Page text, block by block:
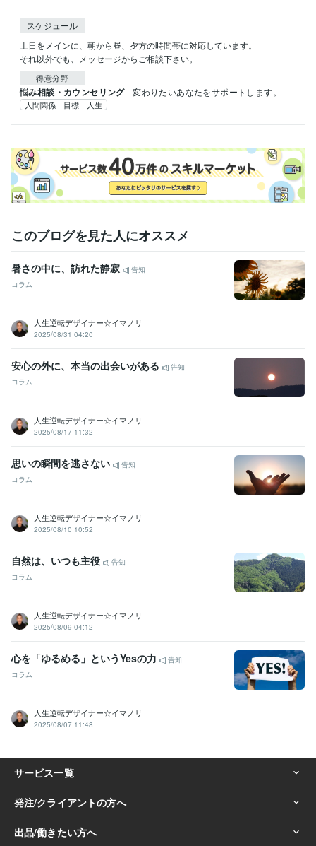
スケジュール
土日をメインに、朝から昼、夕方の時間帯に対応しています。
それ以外でも、メッセージからご相談下さい。
得意分野
悩み相談・カウンセリング 変わりたいあなたをサポートします。
人間関係 目標 人生
このブログを見た人にオススメ
暑さの中に、訪れた静寂
告知
コラム
人生逆転デザイナー☆イマノリ
2025/08/31 04:20
安心の外に、本当の出会いがある
告知
コラム
人生逆転デザイナー☆イマノリ
2025/08/17 11:32
思いの瞬間を逃さない
告知
コラム
人生逆転デザイナー☆イマノリ
2025/08/10 10:52
自然は、いつも主役
告知
コラム
人生逆転デザイナー☆イマノリ
2025/08/09 04:12
心を「ゆるめる」というYesの力
告知
コラム
人生逆転デザイナー☆イマノリ
2025/08/07 11:48